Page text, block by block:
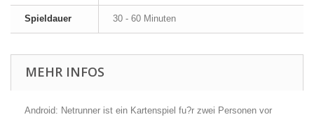
Spieldauer 30 - 60 Minuten
MEHR INFOS
Android: Netrunner ist ein Kartenspiel fu?r zwei Personen vor